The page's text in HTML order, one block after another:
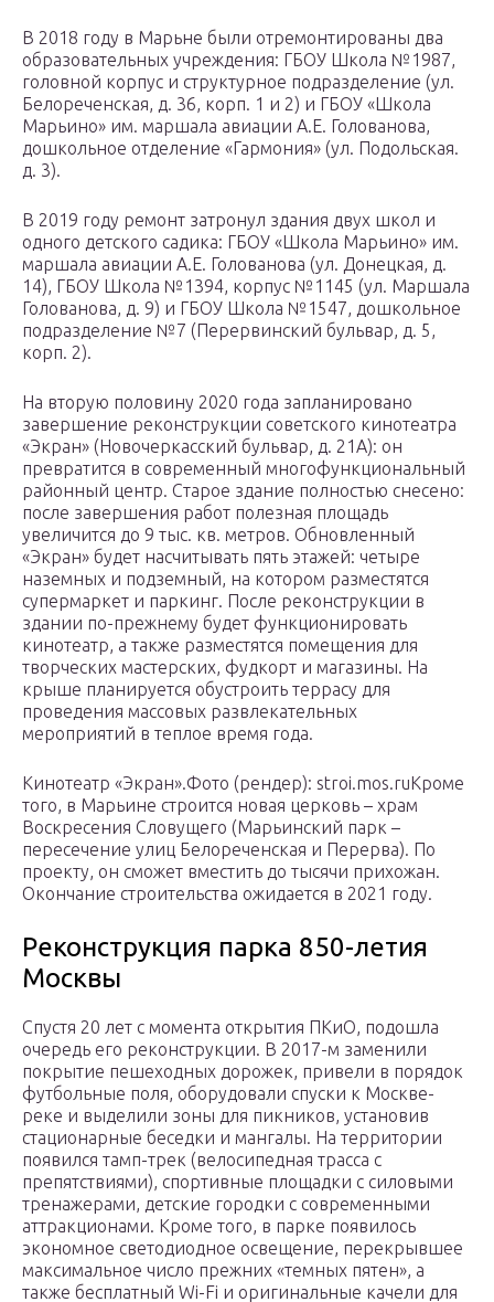
В 2018 году в Марьне были отремонтированы два
образовательных учреждения: ГБОУ Школа №1987,
головной корпус и структурное подразделение (ул.
Белореченская, д. 36, корп. 1 и 2) и ГБОУ «Школа
Марьино» им. маршала авиации А.Е. Голованова,
дошкольное отделение «Гармония» (ул. Подольская.
д. 3).
В 2019 году ремонт затронул здания двух школ и
одного детского садика: ГБОУ «Школа Марьино» им.
маршала авиации А.Е. Голованова (ул. Донецкая, д.
14), ГБОУ Школа №1394, корпус №1145 (ул. Маршала
Голованова, д. 9) и ГБОУ Школа №1547, дошкольное
подразделение №7 (Перервинский бульвар, д. 5,
корп. 2).
На вторую половину 2020 года запланировано
завершение реконструкции советского кинотеатра
«Экран» (Новочеркасский бульвар, д. 21А): он
превратится в современный многофункциональный
районный центр. Старое здание полностью снесено:
после завершения работ полезная площадь
увеличится до 9 тыс. кв. метров. Обновленный
«Экран» будет насчитывать пять этажей: четыре
наземных и подземный, на котором разместятся
супермаркет и паркинг. После реконструкции в
здании по-прежнему будет функционировать
кинотеатр, а также разместятся помещения для
творческих мастерских, фудкорт и магазины. На
крыше планируется обустроить террасу для
проведения массовых развлекательных
мероприятий в теплое время года.
Кинотеатр «Экран».Фото (рендер): stroi.mos.ruКроме
того, в Марьине строится новая церковь – храм
Воскресения Словущего (Марьинский парк –
пересечение улиц Белореченская и Перерва). По
проекту, он сможет вместить до тысячи прихожан.
Окончание строительства ожидается в 2021 году.
Реконструкция парка 850-летия
Москвы
Спустя 20 лет с момента открытия ПКиО, подошла
очередь его реконструкции. В 2017-м заменили
покрытие пешеходных дорожек, привели в порядок
футбольные поля, оборудовали спуски к Москве-
реке и выделили зоны для пикников, установив
стационарные беседки и мангалы. На территории
появился тамп-трек (велосипедная трасса с
препятствиями), спортивные площадки с силовыми
тренажерами, детские городки с современными
аттракционами. Кроме того, в парке появилось
экономное светодиодное освещение, перекрывшее
максимальное число прежних «темных пятен», а
также бесплатный Wi-Fi и оригинальные качели для